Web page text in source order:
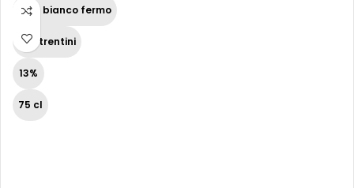
Vino bianco fermo
Vini trentini
13%
75 cl